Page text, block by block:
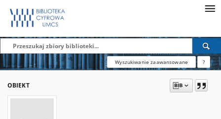
Wyszukiwanie zaawansowane ?
OBIEKT